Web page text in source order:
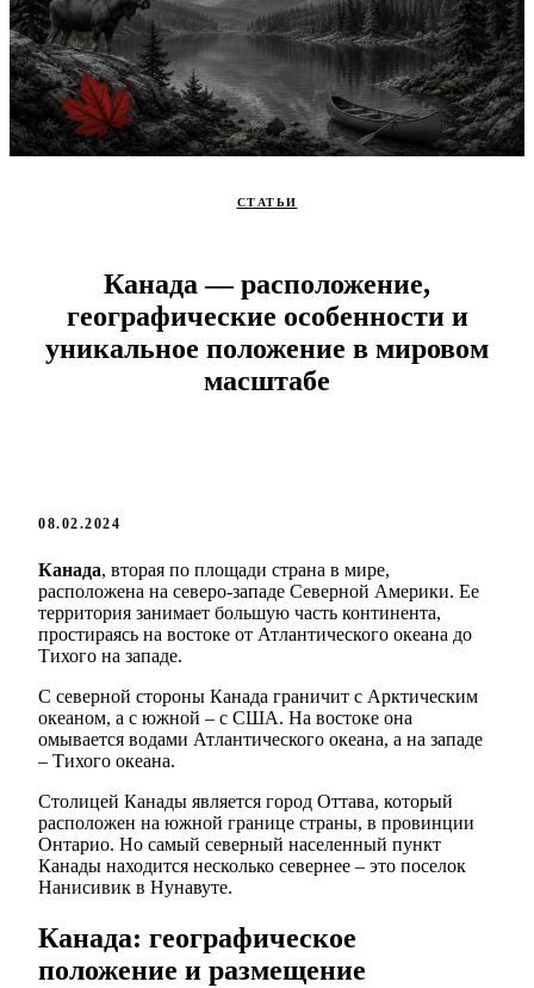
СТАТЬИ
Канада — расположение,
географические особенности и
уникальное положение в мировом
масштабе
08.02.2024
Канада, вторая по площади страна в мире,
расположена на северо-западе Северной Америки. Ее
территория занимает большую часть континента,
простираясь на востоке от Атлантического океана до
Тихого на западе.
С северной стороны Канада граничит с Арктическим
океаном, а с южной – с США. На востоке она
омывается водами Атлантического океана, а на западе
– Тихого океана.
Столицей Канады является город Оттава, который
расположен на южной границе страны, в провинции
Онтарио. Но самый северный населенный пункт
Канады находится несколько севернее – это поселок
Нанисивик в Нунавуте.
Канада: географическое
положение и размещение